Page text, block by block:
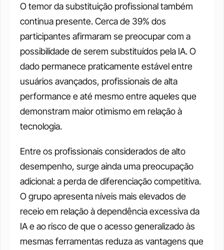
O temor da substituição profissional também
continua presente. Cerca de 39% dos
participantes afirmaram se preocupar com a
possibilidade de serem substituídos pela IA. O
dado permanece praticamente estável entre
usuários avançados, profissionais de alta
performance e até mesmo entre aqueles que
demonstram maior otimismo em relação à
tecnologia.
Entre os profissionais considerados de alto
desempenho, surge ainda uma preocupação
adicional: a perda de diferenciação competitiva.
O grupo apresenta níveis mais elevados de
receio em relação à dependência excessiva da
IA e ao risco de que o acesso generalizado às
mesmas ferramentas reduza as vantagens que